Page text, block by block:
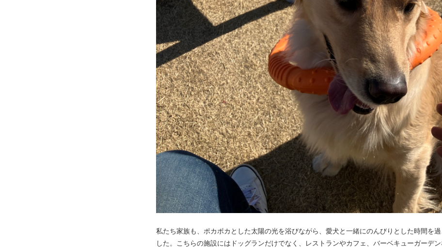
私たち家族も、ポカポカとした太陽の光を浴びながら、愛犬と一緒にのんびりとした時間を
した。こちらの施設にはドッグランだけでなく、レストランやカフェ、バーベキューガーデ